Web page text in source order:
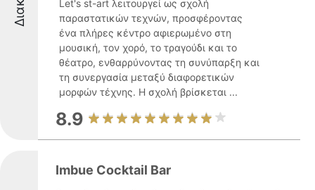
Let's st-art λειτουργεί ως σχολή
παραστατικών τεχνών, προσφέροντας
ένα πλήρες κέντρο αφιερωμένο στη
μουσική, τον χορό, το τραγούδι και το
θέατρο, ενθαρρύνοντας τη συνύπαρξη και
τη συνεργασία μεταξύ διαφορετικών
μορφών τέχνης. Η σχολή βρίσκεται ...
8.9
Imbue Cocktail Bar